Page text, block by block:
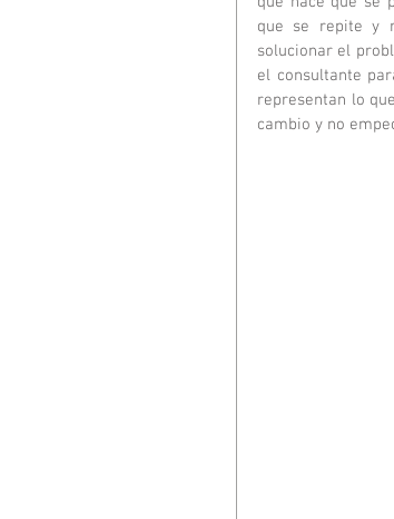
que se repite y
solucionar el
el consultante
representan lo
cambio y no